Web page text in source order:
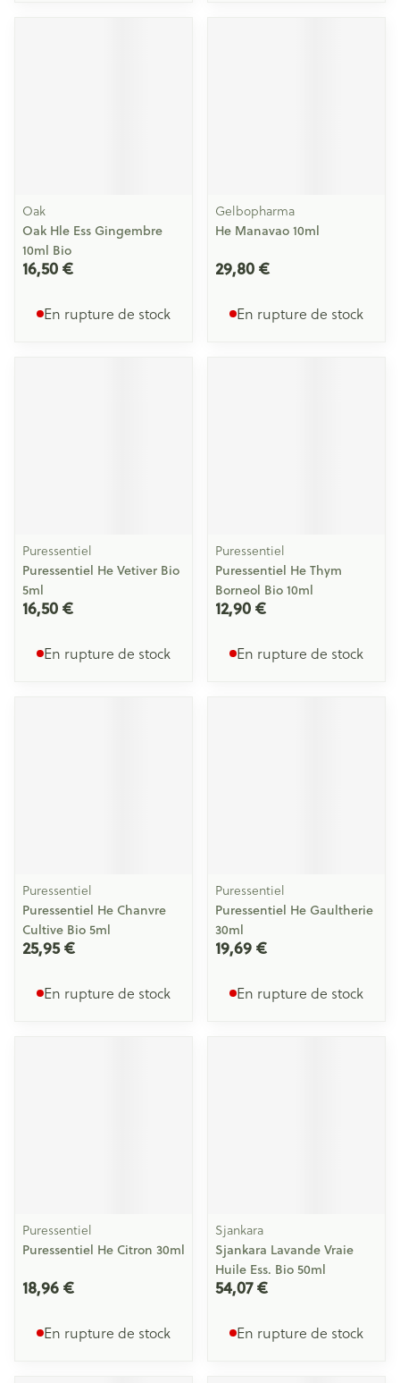
Oak
Oak Hle Ess Gingembre
10ml Bio
16,50 €
En rupture de stock
Gelbopharma
He Manavao 10ml
29,80 €
En rupture de stock
Puressentiel
Puressentiel He Vetiver Bio
5ml
16,50 €
En rupture de stock
Puressentiel
Puressentiel He Thym
Borneol Bio 10ml
12,90 €
En rupture de stock
Puressentiel
Puressentiel He Chanvre
Cultive Bio 5ml
25,95 €
En rupture de stock
Puressentiel
Puressentiel He Gaultherie
30ml
19,69 €
En rupture de stock
Puressentiel
Puressentiel He Citron 30ml
18,96 €
En rupture de stock
Sjankara
Sjankara Lavande Vraie
Huile Ess. Bio 50ml
54,07 €
En rupture de stock